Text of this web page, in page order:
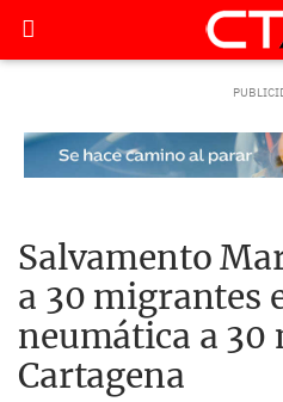
Salvamento
a 30 migrantes
neumática a 30
Cartagena